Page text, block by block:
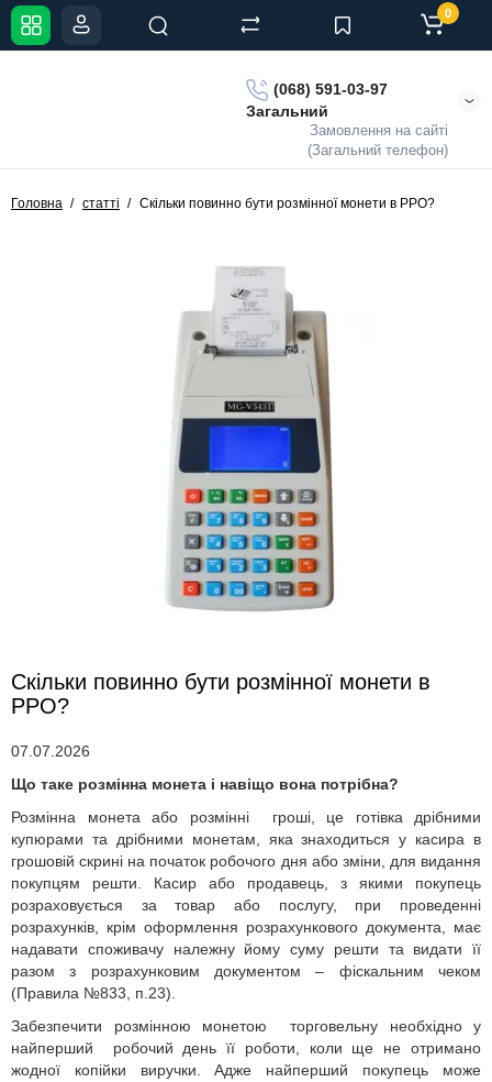
(068) 591-03-97
Загальний
Замовлення на сайті
(Загальний телефон)
0
Головна статті Скільки повинно бути розмінної монети в РРО?
Скільки повинно бути розмінної монети в
РРО?
07.07.2026
Що таке розмінна монета і навіщо вона потрібна?
Розмінна монета або розмінні гроші, це готівка дрібними
купюрами та дрібними монетам, яка знаходиться у касира в
грошовій скрині на початок робочого дня або зміни, для видання
покупцям решти. Касир або продавець, з якими покупець
розраховується за товар або послугу, при проведенні
розрахунків, крім оформлення розрахункового документа, має
надавати споживачу належну йому суму решти та видати її
разом з розрахунковим документом – фіскальним чеком
(Правила №833, п.23).
Забезпечити розмінною монетою торговельну необхідно у
найперший робочий день її роботи, коли ще не отримано
жодної копійки виручки. Адже найперший покупець може